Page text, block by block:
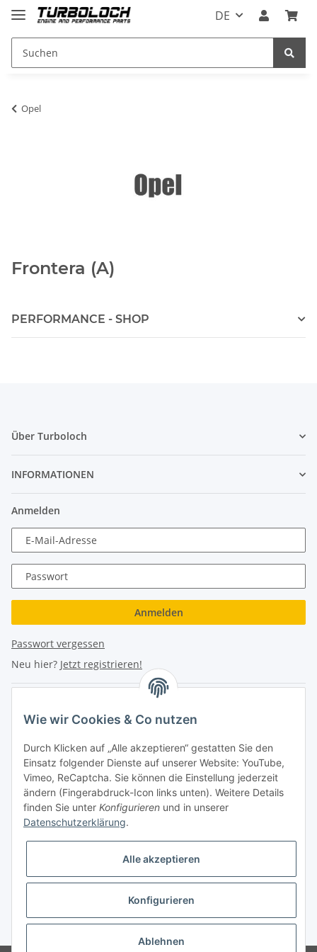
DE
Opel
Frontera (A)
PERFORMANCE - SHOP
Über Turboloch
INFORMATIONEN
Anmelden
E-Mail-Adresse
Passwort
Anmelden
Passwort vergessen
Neu hier? Jetzt registrieren!
Hauptplatz 4
2870 Aspang
eMail: info@turboloch.at
Tel: +43 (0)660/1314150
Di - Fr 9-17 Uhr / Fr 9-12 Uhr
Achtung keine Abholung mehr möglich!!!
* Alle Preise inkl. gesetzlicher USt., zzgl.Versand
Wie wir Cookies & Co nutzen
Durch Klicken auf „Alle akzeptieren“ gestatten Sie den
Einsatz folgender Dienste auf unserer Website: YouTube,
Vimeo, ReCaptcha. Sie können die Einstellung jederzeit
ändern (Fingerabdruck-Icon links unten). Weitere Details
finden Sie unter Konfigurieren und in unserer
Datenschutzerklärung.
Alle akzeptieren
Konfigurieren
Ablehnen